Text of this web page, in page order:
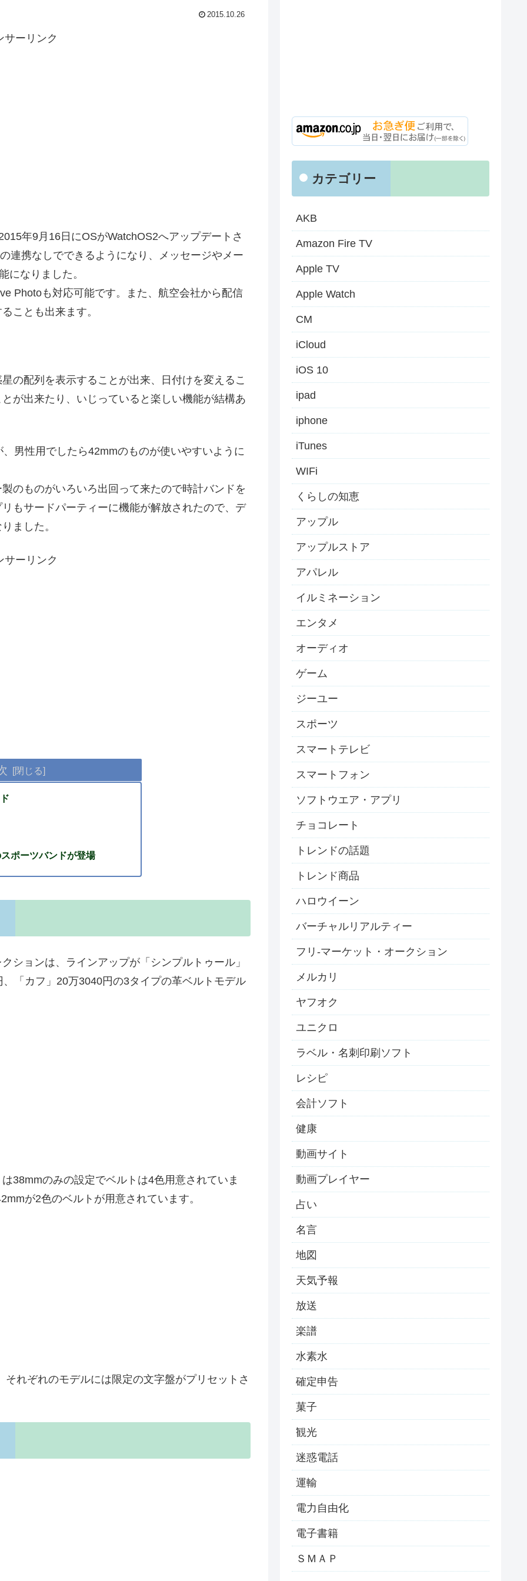
2015.10.26
サーリンク
年9月16日にOSがWatchOS2へアップデートさ
連携なしでできるようになり、メッセージやメー
になりました。
Photoも対応可能です。また、航空会社から配信
ことも出来ます。
の配列を表示することが出来、日付けを変えるこ
が出来たり、いじっていると楽しい機能が結構あ
男性用でしたら42mmのものが使いやすいように
のものがいろいろ出回って来たので時計バンドを
もサードパーティーに機能が解放されたので、デ
ました。
サーリンク
ポーツバンドが登場
ションは、ラインアップが「シンプルトゥール」
「カフ」20万3040円の3タイプの革ベルトモデル
38mmのみの設定でベルトは4色用意されていま
が2色のベルトが用意されています。
れぞれのモデルには限定の文字盤がプリセットさ
カテゴリー
AKB
Amazon Fire TV
Apple TV
Apple Watch
CM
iCloud
iOS 10
ipad
iphone
iTunes
WIFi
くらしの知恵
アップル
アップルストア
アパレル
イルミネーション
エンタメ
オーディオ
ゲーム
ジーユー
スポーツ
スマートテレビ
スマートフォン
ソフトウエア・アプリ
チョコレート
トレンドの話題
トレンド商品
ハロウイーン
バーチャルリアルティー
フリ‐マーケット・オークション
メルカリ
ヤフオク
ユニクロ
ラベル・名刺印刷ソフト
レシピ
会計ソフト
健康
動画サイト
動画プレイヤー
占い
名言
地図
天気予報
放送
楽譜
水素水
確定申告
菓子
観光
迷惑電話
運輸
電力自由化
電子書籍
ＳＭＡＰ